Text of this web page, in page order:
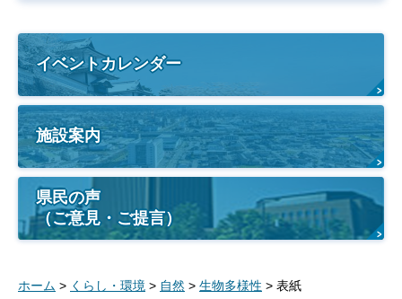
イベントカレンダー
施設案内
県民の声
（ご意見・ご提言）
ホーム > くらし・環境 > 自然 > 生物多様性 > 表紙